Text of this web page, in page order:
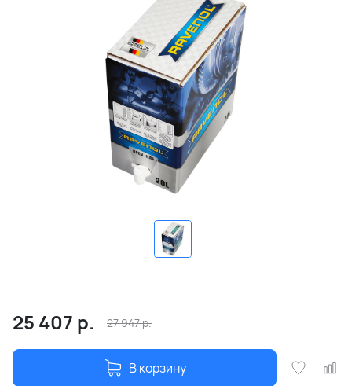
25 407 р. 27 947р.
В корзину